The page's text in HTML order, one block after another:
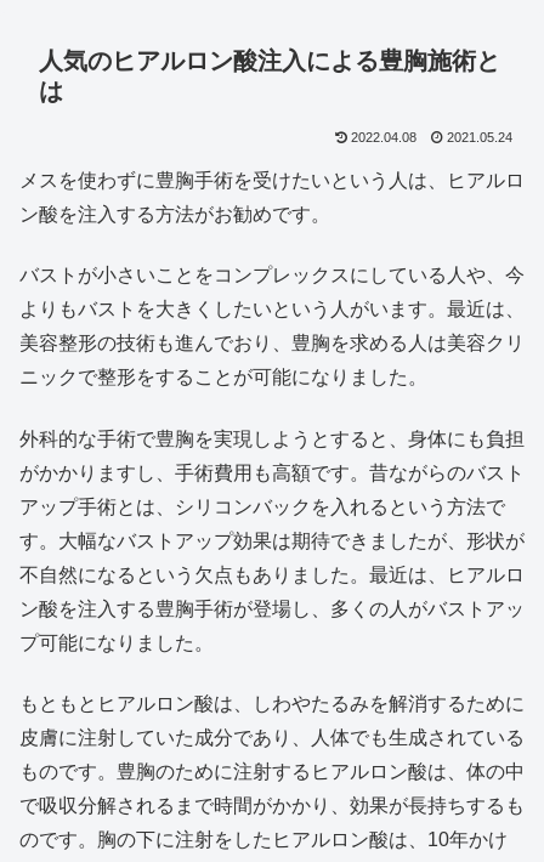
人気のヒアルロン酸注入による豊胸施術と
は
2022.04.08 2021.05.24
メスを使わずに豊胸手術を受けたいという人は、ヒアルロ
ン酸を注入する方法がお勧めです。
バストが小さいことをコンプレックスにしている人や、今
よりもバストを大きくしたいという人がいます。最近は、
美容整形の技術も進んでおり、豊胸を求める人は美容クリ
ニックで整形をすることが可能になりました。
外科的な手術で豊胸を実現しようとすると、身体にも負担
がかかりますし、手術費用も高額です。昔ながらのバスト
アップ手術とは、シリコンバックを入れるという方法で
す。大幅なバストアップ効果は期待できましたが、形状が
不自然になるという欠点もありました。最近は、ヒアルロ
ン酸を注入する豊胸手術が登場し、多くの人がバストアッ
プ可能になりました。
もともとヒアルロン酸は、しわやたるみを解消するために
皮膚に注射していた成分であり、人体でも生成されている
ものです。豊胸のために注射するヒアルロン酸は、体の中
で吸収分解されるまで時間がかかり、効果が長持ちするも
のです。胸の下に注射をしたヒアルロン酸は、10年かけ